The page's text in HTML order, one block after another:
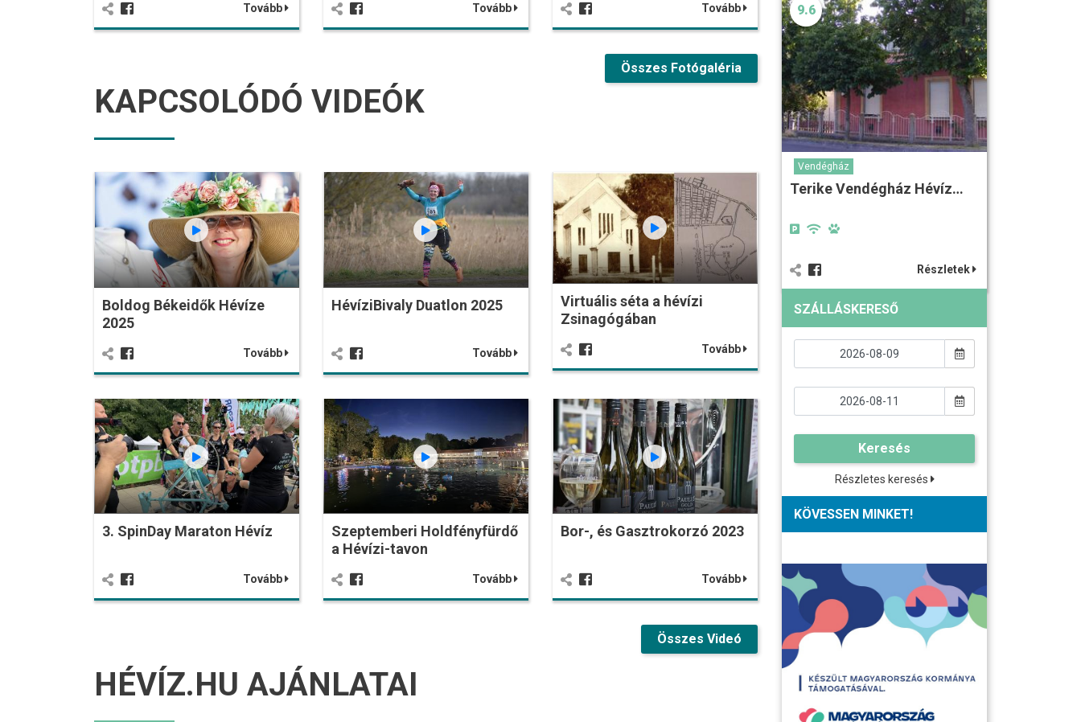
Tovább Tovább Tovább
Összes Fotógaléria
KAPCSOLÓDÓ VIDEÓK
Boldog Békeidők Hévíze
2025
Tovább
HévíziBivaly Duatlon 2025
Tovább
Virtuális séta a hévízi
Zsinagógában
Tovább
3. SpinDay Maraton Hévíz
Tovább
Szeptemberi Holdfényfürdő
a Hévízi-tavon
Tovább
Bor-, és Gasztrokorzó 2023
Tovább
Összes Videó
HÉVÍZ.HU AJÁNLATAI
9.6
Vendégház
Terike Vendégház Hévíz…
Részletek
SZÁLLÁSKERESŐ
Keresés
Részletes keresés
KÖVESSEN MINKET!